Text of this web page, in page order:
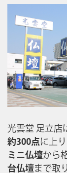
光雲堂 足立店
約300点に上
ミニ仏壇から
台仏壇まで取